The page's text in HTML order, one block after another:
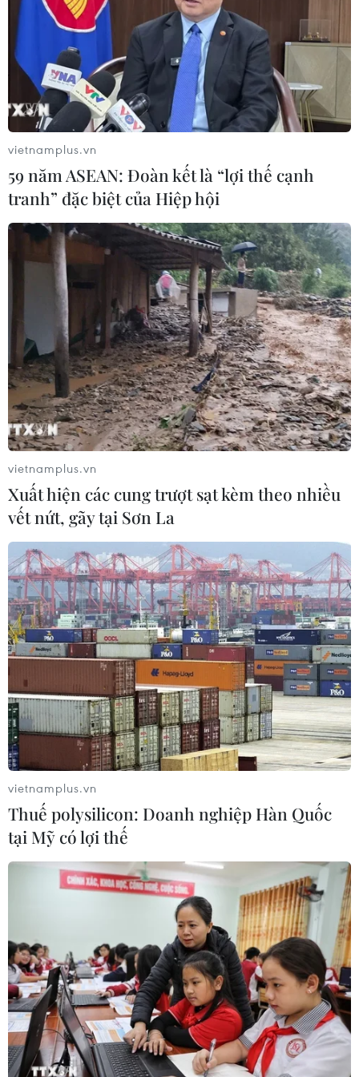
TIN CÙNG CHUYÊN MỤC
Khai mạc Lễ hội Việt Nam - Hàn
Quốc 2026 rực rỡ sắc màu văn hóa
07/08/2026 15:03
Nhịp điệu Samulnori vang
dội, Áo dài - Hanbok 'khoe sắc' bên
Cà Mau quảng bá thương hiệu, kết
nối đầu tư, đưa ngành tôm phát triển
bền vững
07/08/2026 03:04
vietnamplus.vn
59 năm ASEAN: Đoàn kết là “lợi thế cạnh
tranh” đặc biệt của Hiệp hội
vietnamplus.vn
Xuất hiện các cung trượt sạt kèm theo nhiều
vết nứt, gãy tại Sơn La
vietnamplus.vn
Thuế polysilicon: Doanh nghiệp Hàn Quốc
tại Mỹ có lợi thế